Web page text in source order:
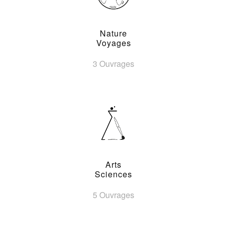
Nature
Voyages
3 Ouvrages
Arts
Sciences
5 Ouvrages